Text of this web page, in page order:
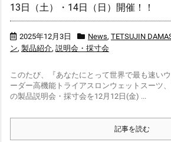
13日（土）・14日（日）開催！！
2025年12月3日 News, TETSUJIN
ン, 製品紹介, 説明会・採寸会
このたび、『あなたにとって世界で最も速い
ーダー高機能トライアスロンウェットスーツ
の製品説明会・採寸会を12月12日(金) ...
記事を読む